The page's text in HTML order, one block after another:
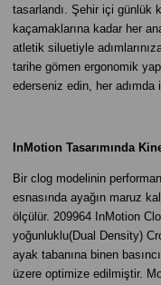
tasarlandı. Şehir içi günlük
kaçamaklarına kadar her
atletik siluetiyle
tarihe gömen ergonomik
ederseniz edin, her
InMotion Tasarımında
Bir clog modelinin
esnasında ayağın maruz
ölçülür. 209964 InMotion
yoğunluklu(Dual Density)
ayak tabanına binen
üzere optimize edilmiştir.